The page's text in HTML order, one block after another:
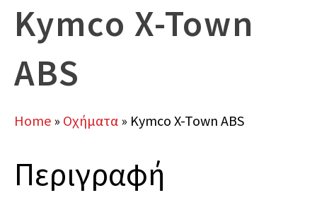
Kymco X-Town
ABS
Home » Οχήματα » Kymco X-Town ABS
Περιγραφή